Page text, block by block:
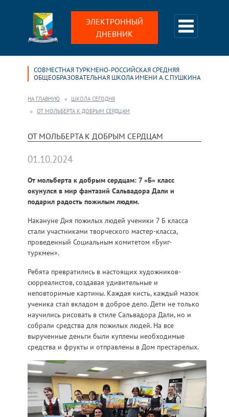
ЭЛЕКТРОННЫЙ
ДНЕВНИК
СОВМЕСТНАЯ ТУРКМЕНО-РОССИЙСКАЯ СРЕДНЯЯ
ОБЩЕОБРАЗОВАТЕЛЬНАЯ ШКОЛА ИМЕНИ А.С.ПУШКИНА
НА ГЛАВНУЮ
ШКОЛА СЕГОДНЯ
ОТ МОЛЬБЕРТА К ДОБРЫМ СЕРДЦАМ
ОТ МОЛЬБЕРТА К ДОБРЫМ СЕРДЦАМ
01.10.2024
От мольберта к добрым сердцам: 7 «Б» класс
окунулся в мир фантазий Сальвадора Дали и
подарил радость пожилым людям.
Накануне Дня пожилых людей ученики 7 Б класса
стали участниками творческого мастер-класса,
проведенный Социальным комитетом «Буиг-
туркмен».
Ребята превратились в настоящих художников-
сюрреалистов, создавая удивительные и
неповторимые картины. Каждая кисть, каждый мазок
ученика стал вкладом в доброе дело. Дети не только
научились рисовать в стиле Сальвадора Дали, но и
собрали средства для пожилых людей. На все
вырученные деньги были куплены необходимые
средства и фрукты и отправлены в Дом престарелых.